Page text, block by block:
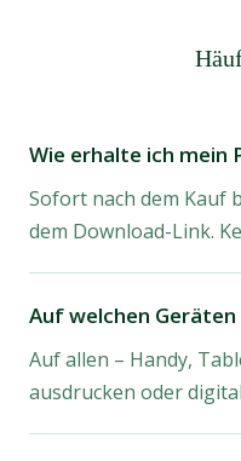
Wie erhalte ich mein
Sofort nach dem Kauf
dem Download-Link.
Auf welchen Geräten
Auf allen – Handy,
ausdrucken oder